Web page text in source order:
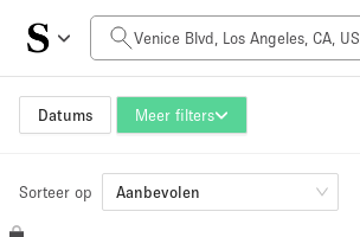
Datums Meer filters
Prijs per dag
$0
Grootte ruimte
Sorteer op Aanbevolen